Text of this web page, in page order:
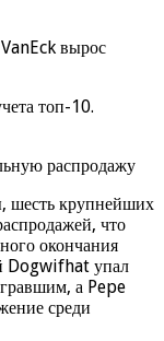
топ-10.
распродажу
шесть крупнейших
что
окончания
Dogwifhat упал
а Pepe
среди